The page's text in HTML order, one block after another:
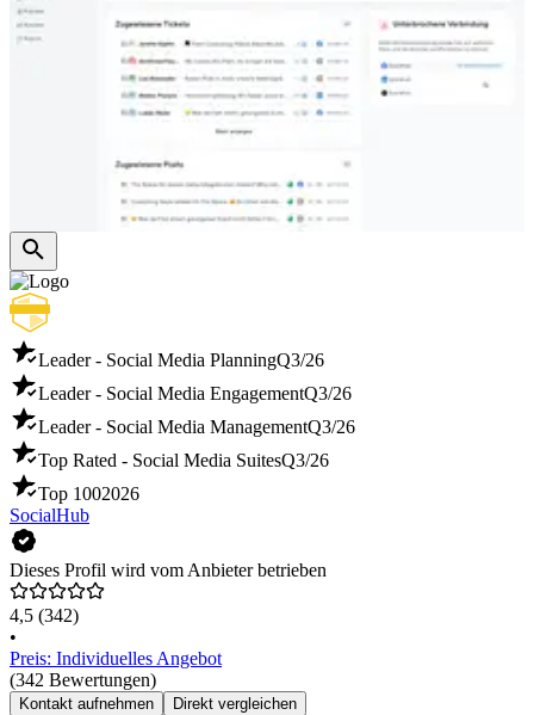
Leader - Social Media PlanningQ3/26
Leader - Social Media EngagementQ3/26
Leader - Social Media ManagementQ3/26
Top Rated - Social Media SuitesQ3/26
Top 1002026
SocialHub
Dieses Profil wird vom Anbieter betrieben
4,5 (342)
•
Preis: Individuelles Angebot
(342 Bewertungen)
Kontakt aufnehmen Direkt vergleichen